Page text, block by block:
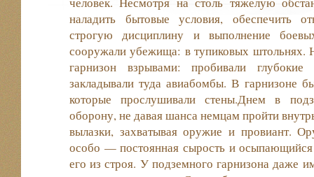
наладить бытовые условия, обеспечить
строгую дисциплину и выполнение
сооружали убежища: в тупиковых штольнях.
гарнизон взрывами: пробивали
закладывали туда авиабомбы. В гарнизоне
которые прослушивали стены.Днем в
оборону, не давая шанса немцам пройти
вылазки, захватывая оружие и провиант.
особо — постоянная сырость и осыпающийся
его из строя. У подземного гарнизона даже